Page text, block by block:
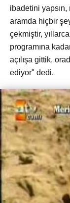
ibadetini
aramda hiçbir
çekmiştir,
programına
açılışa gittik,
ediyor" dedi.